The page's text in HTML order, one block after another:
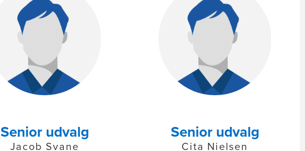
Senior udvalg
Jacob Svane
Senior udvalg
Cita Nielsen